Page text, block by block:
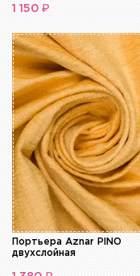
1 150 ₽
Портьера Aznar PINO
двухслойная